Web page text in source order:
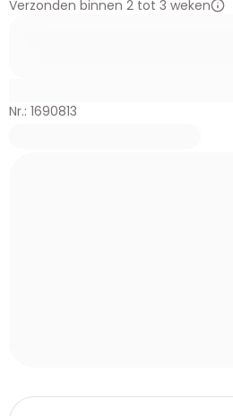
Verzonden binnen 2 tot 3 weken
Nr.: 1690813